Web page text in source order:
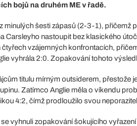
bojů na druhém ME v řadě.
minulých šesti zápasů (2-3-1), přičemž
Carsleyho nastoupit bez klasického
vzájemných konfrontacích,
vyhrála 2:0. Zopakování tohoto
titulu mírným outsiderem, přestože
Zatímco Anglie měla o víkendu
4:2, čímž prodloužilo svou
vyhnuli zopakování šokujícího